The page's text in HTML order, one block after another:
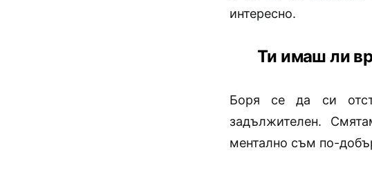
интересно.
Ти имаш ли
Боря се да си
задължителен.
ментално съм по-